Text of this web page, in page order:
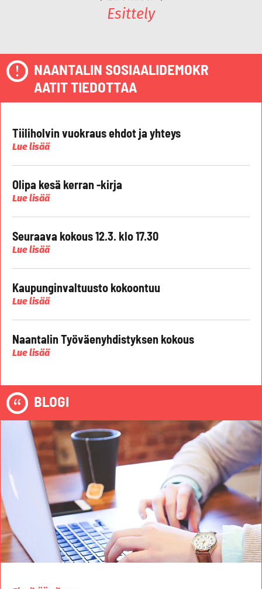
Esittely
NAANTALIN SOSIAALIDEMOKR
AATIT TIEDOTTAA
Tiiliholvin vuokraus ehdot ja yhteys
Lue lisää
Olipa kesä kerran -kirja
Lue lisää
Seuraava kokous 12.3. klo 17.30
Lue lisää
Kaupunginvaltuusto kokoontuu
Lue lisää
Naantalin Työväenyhdistyksen kokous
Lue lisää
BLOGI